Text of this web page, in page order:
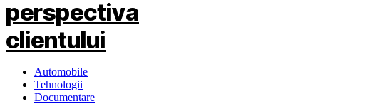
Automobile
Tehnologii
Documentare